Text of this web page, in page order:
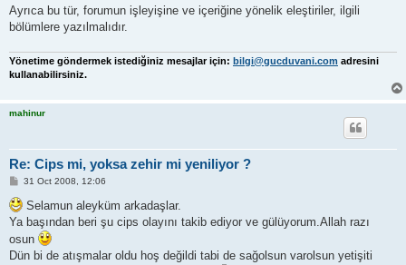
Ayrıca bu tür, forumun işleyişine ve içeriğine yönelik eleştiriler, ilgili
bölümlere yazılmalıdır.
Yönetime göndermek istediğiniz mesajlar için: bilgi@gucduvani.com adresini
kullanabilirsiniz.
mahinur
Re: Cips mi, yoksa zehir mi yeniliyor ?
P
s
t
31 Oct 2008, 12:06
Selamun aleyküm arkadaşlar.
Ya başından beri şu cips olayını takib ediyor ve gülüyorum.Allah razı
osun
Dün bi de atışmalar oldu hoş değildi tabi de sağolsun varolsun yetişiti